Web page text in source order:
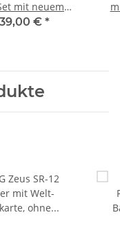
mit neuem
und
€ *